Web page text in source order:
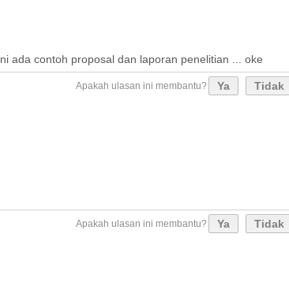
ada contoh proposal dan laporan penelitian ... oke
Apakah ulasan ini membantu? Ya Tidak
Apakah ulasan ini membantu? Ya Tidak